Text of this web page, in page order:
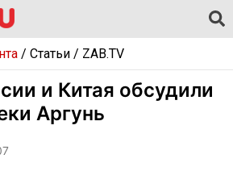
/ Статьи/ ZAB.TV
и Китая обсудили
Аргунь